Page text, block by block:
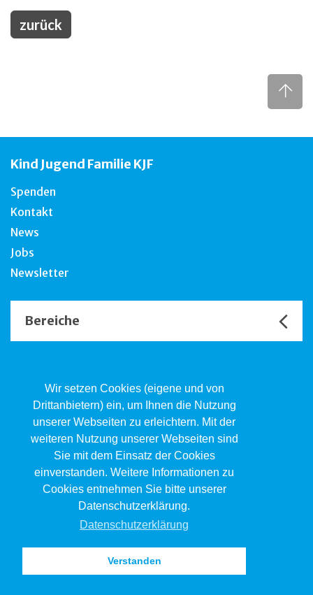
Wir setzen Cookies (eigene und von
Drittanbietern) ein, um Ihnen die Nutzung
unserer Webseiten zu erleichtern. Mit der
weiteren Nutzung unserer Webseiten sind
Sie mit dem Einsatz der Cookies
einverstanden. Weitere Informationen zu
Cookies entnehmen Sie bitte unserer
Datenschutzerklärung.
Datenschutzerklärung
Verstanden
zurück
Kind Jugend Familie KJF
Spenden
Kontakt
News
Jobs
Newsletter
Bereiche
Kind.Jugend.Familie KJF
Poststrasse 2, Postfach, 4410 Liestal
061 551 17 77
kjf@jsw.swiss